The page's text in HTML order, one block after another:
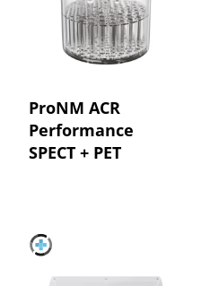
ProNM ACR
Performance
SPECT + PET